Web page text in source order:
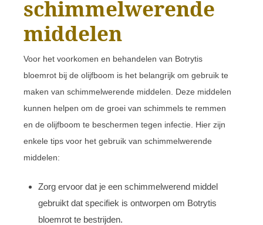
schimmelwerende
middelen
Voor het voorkomen en behandelen van Botrytis
bloemrot bij de olijfboom is het belangrijk om gebruik te
maken van schimmelwerende middelen. Deze middelen
kunnen helpen om de groei van schimmels te remmen
en de olijfboom te beschermen tegen infectie. Hier zijn
enkele tips voor het gebruik van schimmelwerende
middelen:
Zorg ervoor dat je een schimmelwerend middel
gebruikt dat specifiek is ontworpen om Botrytis
bloemrot te bestrijden.